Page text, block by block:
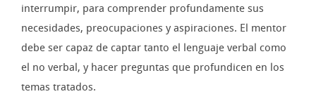
interrumpir, para comprender profundamente sus
necesidades, preocupaciones y aspiraciones. El mentor
debe ser capaz de captar tanto el lenguaje verbal como
el no verbal, y hacer preguntas que profundicen en los
temas tratados.